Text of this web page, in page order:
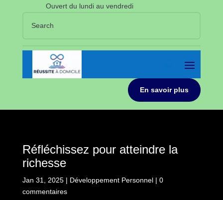
Ouvert du lundi au vendredi
En savoir plus
Réfléchissez pour atteindre la
richesse
Jan 31, 2025| Développement Personnel| 0
commentaires